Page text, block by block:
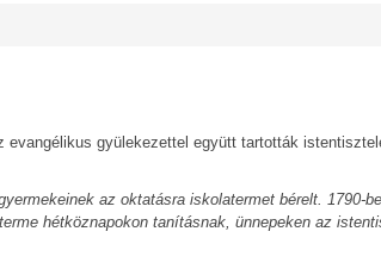
gyülekezettel együtt tartották
az oktatásra iskolatermet bérelt. 1790-
hétköznapokon tanításnak, ünnepeken az